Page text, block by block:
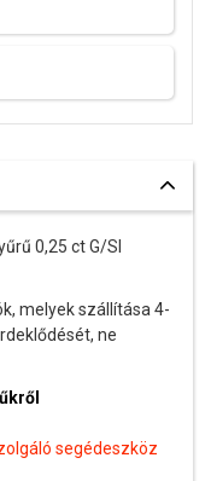
0,25 ct G/SI
melyek szállítása 4-
ne
segédeszköz